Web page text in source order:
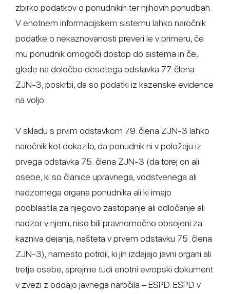
zbirko podatkov o ponudnikih ter njihovih ponudbah.
V enotnem informacijskem sistemu lahko naročnik
podatke o nekaznovanosti preveri le v primeru, če
mu ponudnik omogoči dostop do sistema in če,
glede na določbo desetega odstavka 77. člena
ZJN-3, poskrbi, da so podatki iz kazenske evidence
na voljo.
V skladu s prvim odstavkom 79. člena ZJN-3 lahko
naročnik kot dokazilo, da ponudnik ni v položaju iz
prvega odstavka 75. člena ZJN-3 (da torej on ali
osebe, ki so članice upravnega, vodstvenega ali
nadzornega organa ponudnika ali ki imajo
pooblastila za njegovo zastopanje ali odločanje ali
nadzor v njem, niso bili pravnomočno obsojeni za
kazniva dejanja, našteta v prvem odstavku 75. člena
ZJN-3), namesto potrdil, ki jih izdajajo javni organi ali
tretje osebe, sprejme tudi enotni evropski dokument
v zvezi z oddajo javnega naročila – ESPD. ESPD v